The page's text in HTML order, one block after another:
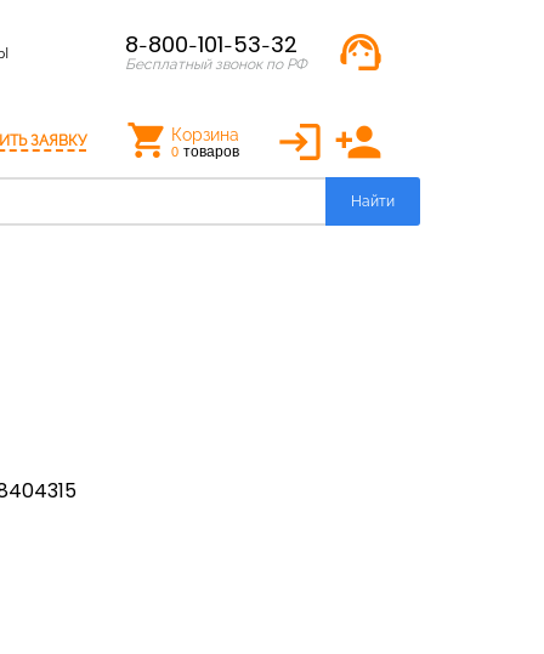
8-800-101-53-32
Бесплатный звонок по РФ support_agent
ЗАЯВКУ Корзина
0 товаров login person_add
Найти